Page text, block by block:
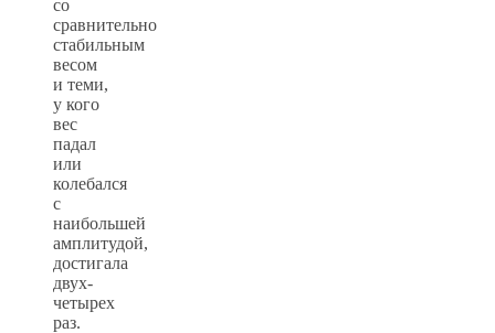
со
сравнительно
стабильным
весом
и теми,
у кого
вес
падал
или
колебался
с
наибольшей
амплитудой,
достигала
двух-
четырех
раз.